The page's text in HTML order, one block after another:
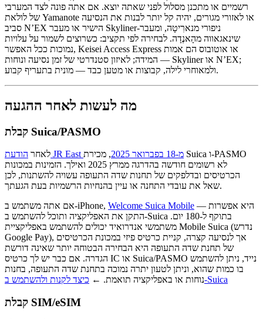
רשמיים או מתכנן מסלול לפני שאתה יוצא. אם אתה פונה לצד המערבי
של לולאת Yamanote או לאזורי מגורים, יהיה קל יותר לבנות את הנסיעה
סביב N’EX הישיר או מעבר Skyliner-ניפורי מנארִיטָה, ומעבר
שינאגאווה מהָאנֶדָה. לבחירה לפי תקציב: כשרוצים לשמור על עלויות
נמוכות ככל האפשר, Keisei Access Express או אוטובוס הם אמות
המידה; לאיזון סטנדרטי של זמן נסיעה ונוחות — Skyliner או N’EX;
ולמאוחרי לילה, קבוצות או מטען כבד — מונית בתעריף קבוע.
מה לעשות לאחר ההגעה
קבלת Suica/PASMO
לאחר הודעת JR East מ-18 בפברואר 2025
, מכירת Suica ו-PASMO
לא רשומים חודשה בהדרגה ממרץ 2025 ואילך. הזמינות במכונות
הכרטיסים ובדלפקים של תחנות שדה התעופה עשויה להשתנות, לכן
שאל את עובדי התחנה או עיין בהנחיות הרשמיות בעת הגעתך.
אם אתה משתמש ב-iPhone, Welcome Suica Mobile
התקן את האפליקציה ותוכל להשתמש ב-Suica בתוקף ל-180 יום.
משתמשי אנדרואיד יכולים להשתמש באפליקציית Mobile Suica (נדרש
Google Pay), אך לנסיעה קצרה, קניית כרטיס פיזי במכונת הכרטיסים
של תחנת שדה התעופה היא הבחירה הבטוחה יותר שאינה דורשת
הגדרה. אם כבר יש לך כרטיס IC או Suica/PASMO נייד, ניתן להשתמש
בו כמות שהוא, וניתן לטעון יתרה נמוכה בתחנת שדה התעופה, בחנות
נוחות או באפליקציה תואמת. ←כיצד לקנות ולהשתמש ב-Suica
קבלת SIM/eSIM